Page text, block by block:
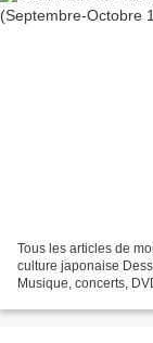
Tous les articles de
culture japonaise
Musique, concerts,